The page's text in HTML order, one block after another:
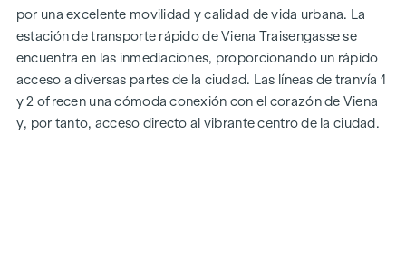
dormitorio a espaciosos pisos de cuatro dormitorios, todo
el mundo encontrará aquí su espacio vital ideal. Los suelos
de parqué de roble y las elegantes baldosas de marca
realzan el interior, mientras que la calefacción por suelo
radiante, alimentada por calefacción urbana respetuosa con
el medio ambiente, garantiza un clima interior acogedor. La
por una excelente movilidad y calidad de vida urbana. La
estación de transporte rápido de Viena Traisengasse se
encuentra en las inmediaciones, proporcionando un rápido
acceso a diversas partes de la ciudad. Las líneas de tranvía 1
y 2 ofrecen una cómoda conexión con el corazón de Viena
y, por tanto, acceso directo al vibrante centro de la ciudad.